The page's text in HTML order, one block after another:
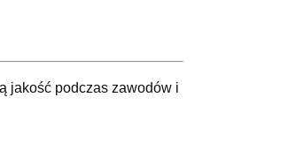
jakość podczas zawodów i